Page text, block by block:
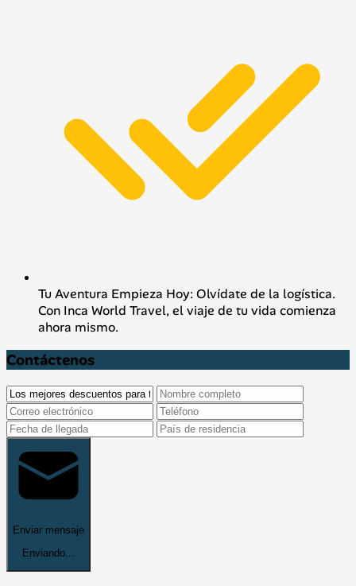
Tu Aventura Empieza Hoy: Olvídate de la logística.
Con Inca World Travel, el viaje de tu vida comienza
ahora mismo.
Contáctenos
Enviar mensaje
Enviando...